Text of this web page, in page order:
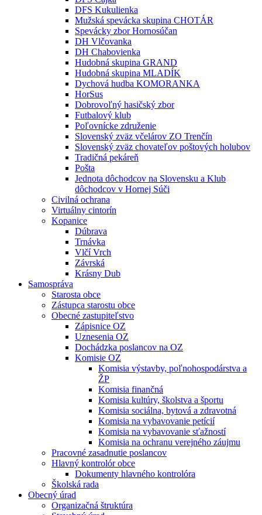
DFS Kukulienka
Mužská spevácka skupina CHOTÁR
Spevácky zbor Hornosúčan
DH Vlčovanka
DH Chabovienka
Hudobná skupina GRAND
Hudobná skupina MLADÍK
Dychová hudba KOMORANKA
HorSus
Dobrovoľný hasičský zbor
Futbalový klub
Poľovnícke združenie
Slovenský zväz včelárov ZO Trenčín
Slovenský zväz chovateľov poštových holubov
Tradičná pekáreň
Pošta
Jednota dôchodcov na Slovensku a Klub
dôchodcov v Hornej Súči
Civilná ochrana
Virtuálny cintorín
Kopanice
Dúbrava
Trnávka
Vlčí Vrch
Závrská
Krásny Dub
Samospráva
Starosta obce
Zástupca starostu obce
Obecné zastupiteľstvo
Zápisnice OZ
Uznesenia OZ
Dochádzka poslancov na OZ
Komisie OZ
Komisia výstavby, poľnohospodárstva a
ŽP
Komisia finančná
Komisia kultúry, školstva a športu
Komisia sociálna, bytová a zdravotná
Komisia na vybavovanie petícií
Komisia na vybavovanie sťažností
Komisia na ochranu verejného záujmu
Pracovné zasadnutie poslancov
Hlavný kontrolór obce
Dokumenty hlavného kontrolóra
Školská rada
Obecný úrad
Organizačná štruktúra